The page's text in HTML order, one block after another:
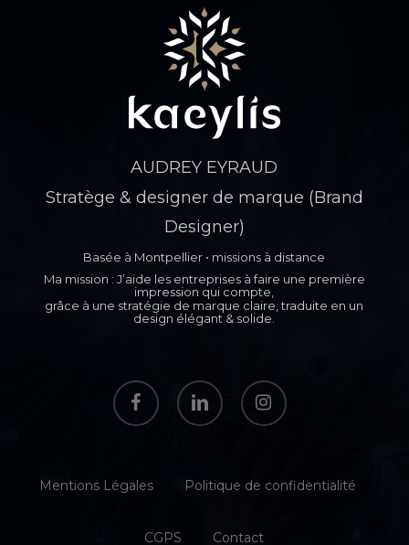
AUDREY EYRAUD
Stratège & designer de marque (Brand
Designer)
Basée à Montpellier • missions à distance
Ma mission : J’aide les entreprises à faire une première
impression qui compte,
grâce à une stratégie de marque claire, traduite en un
design élégant & solide.
facebook linkedin instagram
Mentions Légales Politique de confidentialité
CGPS Contact